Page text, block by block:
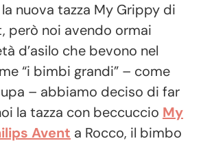
nuova tazza My Grippy di
però noi avendo ormai
d’asilo che bevono nel
“i bimbi grandi” – come
– abbiamo deciso di far
la tazza con beccuccio My
Avent a Rocco, il bimbo